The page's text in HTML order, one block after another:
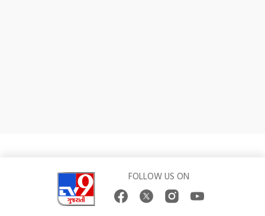
FOLLOW US ON